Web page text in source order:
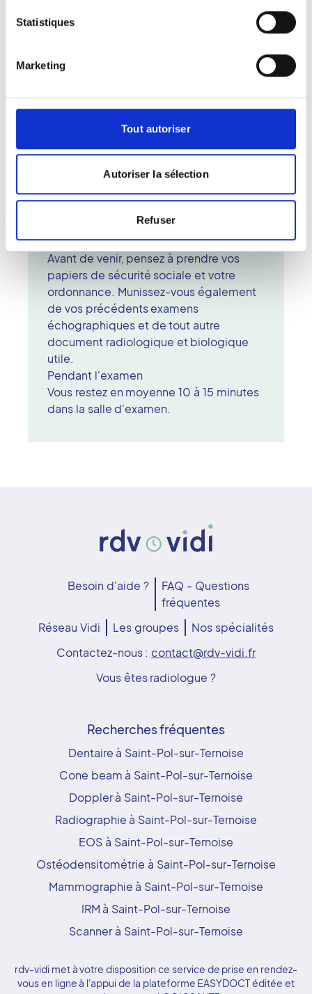
Statistiques
Marketing
Tout autoriser
Autoriser la sélection
Refuser
noms des médicaments) ;
n'est pas nécessaire d'arrêter ces
d'organes superficiels comme la
thyroïde, les tendons et articulations, les
La secrétaire vous précisera la conduite
à tenir. Une prise de sang avec analyse
de la coagulation sanguine peut vous
apporter les résultats le jour de
l'examen.
Avant de venir, pensez à prendre vos
papiers de sécurité sociale et votre
ordonnance. Munissez-vous également
de vos précédents examens
échographiques et de tout autre
document radiologique et biologique
utile.
Pendant l'examen
Vous restez en moyenne 10 à 15 minutes
dans la salle d'examen.
Besoin d'aide ?
FAQ - Questions
fréquentes
Réseau Vidi
Les groupes
Nos spécialités
Contactez-nous : contact@rdv-vidi.fr
Vous êtes radiologue ?
Recherches fréquentes
Dentaire à Saint-Pol-sur-Ternoise
Cone beam à Saint-Pol-sur-Ternoise
Doppler à Saint-Pol-sur-Ternoise
Radiographie à Saint-Pol-sur-Ternoise
EOS à Saint-Pol-sur-Ternoise
Ostéodensitométrie à Saint-Pol-sur-Ternoise
Mammographie à Saint-Pol-sur-Ternoise
IRM à Saint-Pol-sur-Ternoise
Scanner à Saint-Pol-sur-Ternoise
rdv-vidi met à votre disposition ce service de prise en rendez-
vous en ligne à l'appui de la plateforme EASYDOCT éditée et